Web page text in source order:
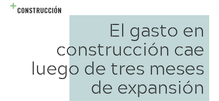
CONSTRUCCIÓN
El gasto en
construcción cae
luego de tres meses
de expansión